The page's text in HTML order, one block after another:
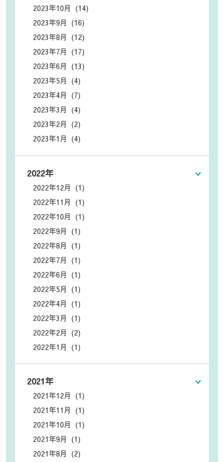
2023年10月 (14)
2023年9月 (16)
2023年8月 (12)
2023年7月 (17)
2023年6月 (13)
2023年5月 (4)
2023年4月 (7)
2023年3月 (4)
2023年2月 (2)
2023年1月 (4)
2022年
2022年12月 (1)
2022年11月 (1)
2022年10月 (1)
2022年9月 (1)
2022年8月 (1)
2022年7月 (1)
2022年6月 (1)
2022年5月 (1)
2022年4月 (1)
2022年3月 (1)
2022年2月 (2)
2022年1月 (1)
2021年
2021年12月 (1)
2021年11月 (1)
2021年10月 (1)
2021年9月 (1)
2021年8月 (2)